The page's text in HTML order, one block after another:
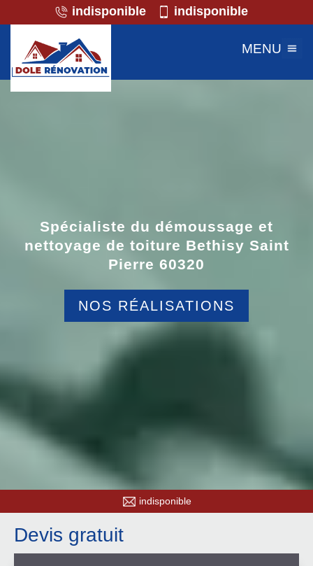
indisponible indisponible
MENU
Spécialiste du démoussage et
nettoyage de toiture Bethisy Saint
Pierre 60320
NOS RÉALISATIONS
indisponible
Devis gratuit